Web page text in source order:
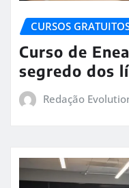
CURSOS
Curso de
segredo dos
Redação